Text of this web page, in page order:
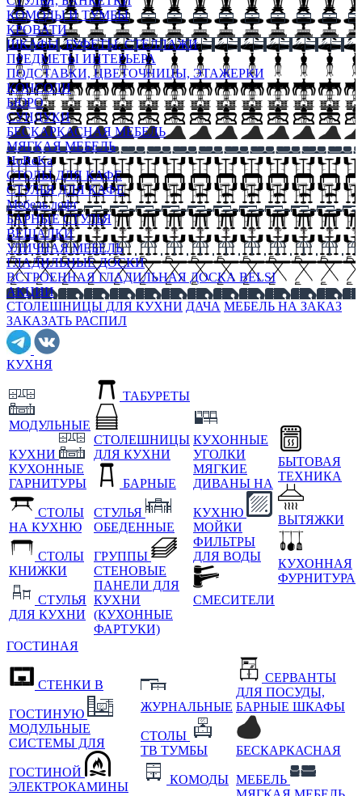
КОМОДЫ И ТУМБЫ
КРОВАТИ
ШКАФЫ, БУФЕТЫ, СТЕЛЛАЖИ
ПРЕДМЕТЫ ИНТЕРЬЕРА
ПОДСТАВКИ, ЦВЕТОЧНИЦЫ, ЭТАЖЕРКИ
КОНСОЛИ
БЮРО
СУНДУКИ
БЕСКАРКАСНАЯ МЕБЕЛЬ
МЯГКАЯ МЕБЕЛЬ
HoReKa
СТОЛЫ ДЛЯ КАФЕ
СТУЛЬЯ ДЛЯ КАФЕ
Мебель лофт
БАРНЫЕ СТУЛЬЯ
ВЕШАЛКИ
УЛИЧНАЯ МЕБЕЛЬ
ГЛАДИЛЬНЫЕ ДОСКИ
ВСТРОЕННАЯ ГЛАДИЛЬНАЯ ДОСКА BELSI
АКЦИИ
СТОЛЕШНИЦЫ ДЛЯ КУХНИ ДАЧА МЕБЕЛЬ НА ЗАКАЗ
ЗАКАЗАТЬ РАСПИЛ
КУХНЯ
МОДУЛЬНЫЕ
КУХНИ
КУХОННЫЕ
ГАРНИТУРЫ
СТОЛЫ
НА КУХНЮ
СТОЛЫ
КНИЖКИ
СТУЛЬЯ
ДЛЯ КУХНИ
ТАБУРЕТЫ
СТОЛЕШНИЦЫ
ДЛЯ КУХНИ
БАРНЫЕ
СТУЛЬЯ
ОБЕДЕННЫЕ
ГРУППЫ
СТЕНОВЫЕ
ПАНЕЛИ ДЛЯ
КУХНИ
(КУХОННЫЕ
ФАРТУКИ)
КУХОННЫЕ
УГОЛКИ
МЯГКИЕ
ДИВАНЫ НА
КУХНЮ
МОЙКИ
ФИЛЬТРЫ
ДЛЯ ВОДЫ
СМЕСИТЕЛИ
БЫТОВАЯ
ТЕХНИКА
ВЫТЯЖКИ
КУХОННАЯ
ФУРНИТУРА
ГОСТИНАЯ
СТЕНКИ В
ГОСТИНУЮ
МОДУЛЬНЫЕ
СИСТЕМЫ ДЛЯ
ГОСТИНОЙ
ЭЛЕКТРОКАМИНЫ
ЖУРНАЛЬНЫЕ
СТОЛЫ
ТВ ТУМБЫ
КОМОДЫ
СЕРВАНТЫ
ДЛЯ ПОСУДЫ,
БАРНЫЕ ШКАФЫ
БЕСКАРКАСНАЯ
МЕБЕЛЬ